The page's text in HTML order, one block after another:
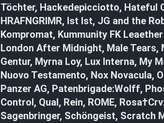
Töchter, Hackedepicciotto, Hateful
HRAFNGRIMR, Ist Ist, JG and the
Kompromat, Kummunity FK
London After Midnight, Male Tears,
Gentur, Myrna Loy, Lux Interna, My
Nuovo Testamento, Nox Novacula,
Panzer AG, Patenbrigade:Wolff,
Control, Qual, Rein, ROME,
Sagenbringer, Schöngeist, Scratch